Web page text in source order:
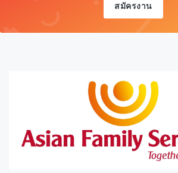
สมัครงาน